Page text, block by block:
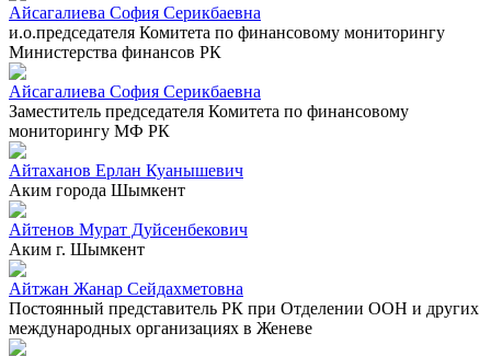
Айсагалиева София Серикбаевна
и.о.председателя Комитета по финансовому мониторингу
Министерства финансов РК
Айсагалиева София Серикбаевна
Заместитель председателя Комитета по финансовому
мониторингу МФ РК
Айтаханов Ерлан Куанышевич
Аким города Шымкент
Айтенов Мурат Дуйсенбекович
Аким г. Шымкент
Айтжан Жанар Сейдахметовна
Постоянный представитель РК при Отделении ООН и других
международных организациях в Женеве